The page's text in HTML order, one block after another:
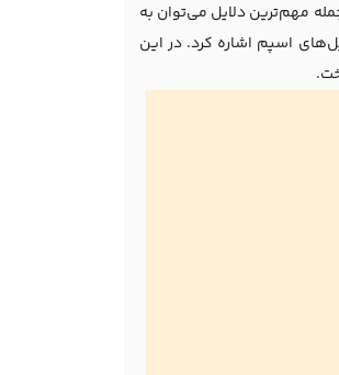
مهم‌ترین دلایل می‌توان به
اسپم اشاره کرد. در این